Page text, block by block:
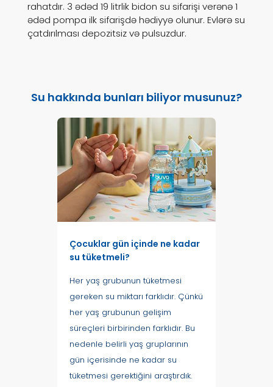
rahatdır. 3 ədəd 19 litrlik bidon su sifarişi verənə 1
ədəd pompa ilk sifarişdə hədiyyə olunur. Evlərə su
çatdırılması depozitsiz və pulsuzdur.
Su hakkında bunları biliyor musunuz?
Çocuklar gün içinde ne kadar
su tüketmeli?
Her yaş grubunun tüketmesi
gereken su miktarı farklıdır. Çünkü
her yaş grubunun gelişim
süreçleri birbirinden farklıdır. Bu
nedenle belirli yaş gruplarının
gün içerisinde ne kadar su
tüketmesi gerektiğini araştırdık.